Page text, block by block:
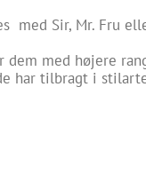
Sir, Mr. Fru
med højere
har tilbragt i